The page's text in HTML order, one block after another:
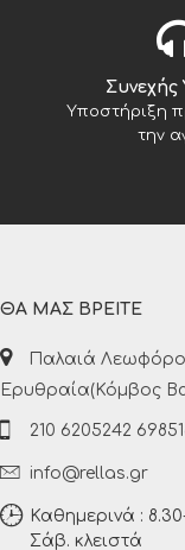
Συνεχής
Υποστήριξη
την
ΘΑ ΜΑΣ ΒΡΕΙΤΕ
Παλαιά
Ερυθραία(Κόμβος
210 6205242
info@rellas.gr
Καθημερινά :
Σάβ. κλειστά